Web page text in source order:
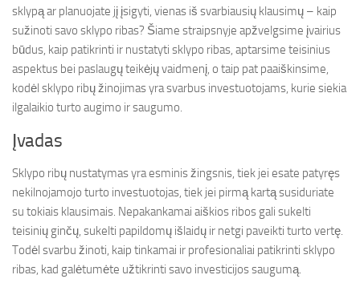
sklypą ar planuojate jį įsigyti, vienas iš svarbiausių klausimų – kaip
sužinoti savo sklypo ribas? Šiame straipsnyje apžvelgsime įvairius
būdus, kaip patikrinti ir nustatyti sklypo ribas, aptarsime teisinius
aspektus bei paslaugų teikėjų vaidmenį, o taip pat paaiškinsime,
kodėl sklypo ribų žinojimas yra svarbus investuotojams, kurie siekia
ilgalaikio turto augimo ir saugumo.
Įvadas
Sklypo ribų nustatymas yra esminis žingsnis, tiek jei esate patyręs
nekilnojamojo turto investuotojas, tiek jei pirmą kartą susiduriate
su tokiais klausimais. Nepakankamai aiškios ribos gali sukelti
teisinių ginčų, sukelti papildomų išlaidų ir netgi paveikti turto vertę.
Todėl svarbu žinoti, kaip tinkamai ir profesionaliai patikrinti sklypo
ribas, kad galėtumėte užtikrinti savo investicijos saugumą.